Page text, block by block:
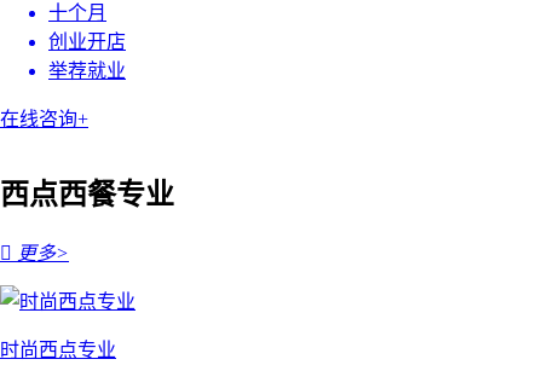
十个月
创业开店
举荐就业
在线咨询+
西点西餐专业
 更多>
时尚西点专业